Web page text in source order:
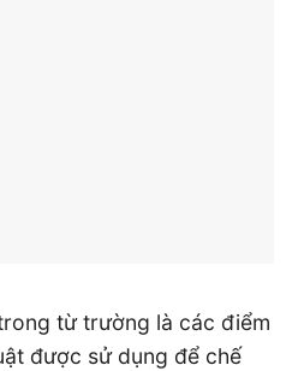
từ trường là các điểm
được sử dụng để chế